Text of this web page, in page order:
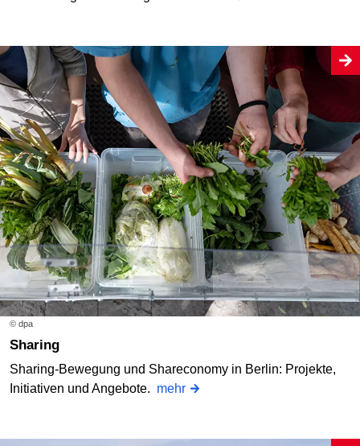
© dpa
Sharing
Sharing-Bewegung und Shareconomy in Berlin: Projekte,
Initiativen und Angebote. mehr